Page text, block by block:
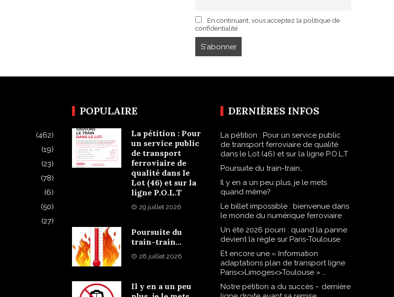
En continuant, vous acceptez la politique de
confidentialité
(462)
(19)
(23)
(78)
(6)
(50)
(27)
POPULAIRE
La pétition : Pour
un service public
de transport
ferroviaire de
qualité dans le
Lot (46) et sur la
ligne P.O.L.T
29 juillet 2026
Poursuite du
train-train…
28 juillet 2026
Il y en a un peu
DERNIÈRES INFOS
La pétition : Pour un service public
de transport ferroviaire de qualité
dans le Lot (46) et sur la ligne P.O.L.T
Poursuite du train-train…
Il y en a un peu plus, je le mets
quand même?
Le billet impossible : bienvenue dans
le monde du numérique ferroviaire
Un été 2026 pourri : quand la panne
devient la règle sur Paris-Toulouse
Et encore une « Information
adaptations plan de transport ligne
Paris<>Limoges<>Toulouse » …
Notre pétition a du succès – dernière